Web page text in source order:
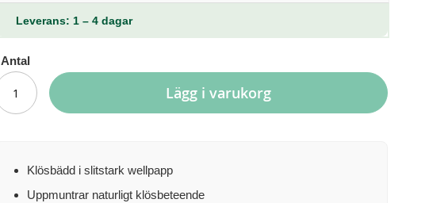
Leverans: 1 – 4 dagar
Antal
Lägg i varukorg
Klösbädd i slitstark wellpapp
Uppmuntrar naturligt klösbeteende